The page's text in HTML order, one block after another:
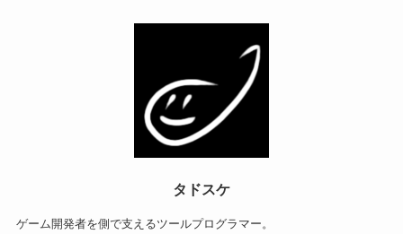
タドスケ
ゲーム開発者を側で支えるツールプログラマー。